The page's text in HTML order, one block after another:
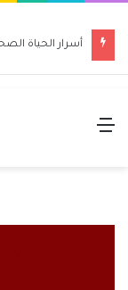
أسرار الحياة الصحية في 2026 اكتشف كيف
القائمة